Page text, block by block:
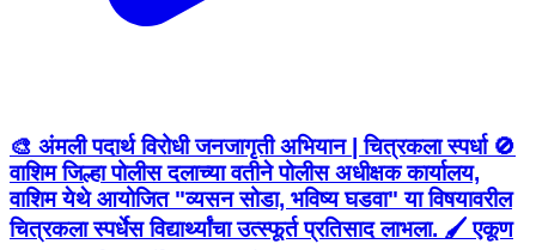
🎨 अंमली पदार्थ विरोधी जनजागृती अभियान | चित्रकला स्पर्धा 🚫
वाशिम जिल्हा पोलीस दलाच्या वतीने पोलीस अधीक्षक कार्यालय,
वाशिम येथे आयोजित "व्यसन सोडा, भविष्य घडवा" या विषयावरील
चित्रकला स्पर्धेस विद्यार्थ्यांचा उत्स्फूर्त प्रतिसाद लाभला. 🖌️ एकूण